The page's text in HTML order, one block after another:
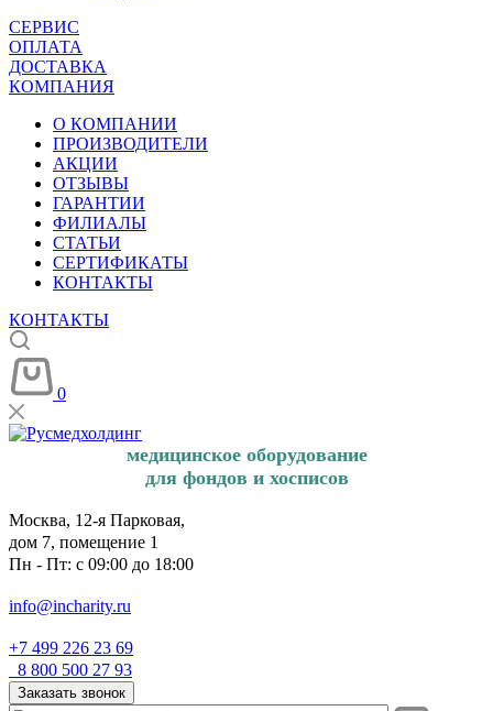
СЕРВИС
ОПЛАТА
ДОСТАВКА
КОМПАНИЯ
О КОМПАНИИ
ПРОИЗВОДИТЕЛИ
АКЦИИ
ОТЗЫВЫ
ГАРАНТИИ
ФИЛИАЛЫ
СТАТЬИ
СЕРТИФИКАТЫ
КОНТАКТЫ
КОНТАКТЫ
0
медицинское оборудование
для фондов и хосписов
Москва, 12-я Парковая,
дом 7, помещение 1
Пн - Пт: с 09:00 до 18:00
info@incharity.ru
+7 499 226 23 69
8 800 500 27 93
Заказать звонок